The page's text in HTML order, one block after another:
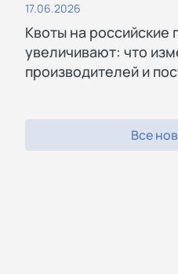
17.06.2026
Квоты на
увеличивают: что
производителей и
Все